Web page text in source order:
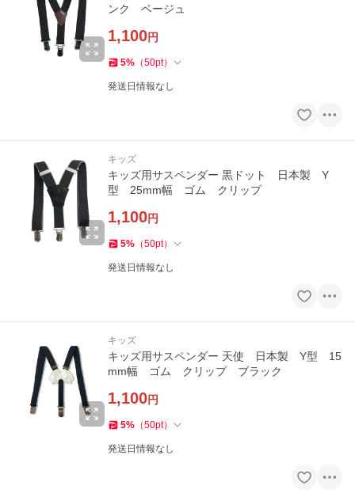
ンク ベージュ
1,100円
5% （50pt）
発送日情報なし
キッズ
キッズ用サスペンダー 黒ドット 日本製 Y
型 25mm幅 ゴム クリップ
1,100円
5% （50pt）
発送日情報なし
キッズ
キッズ用サスペンダー 天使 日本製 Y型 15
mm幅 ゴム クリップ ブラック
1,100円
5% （50pt）
発送日情報なし